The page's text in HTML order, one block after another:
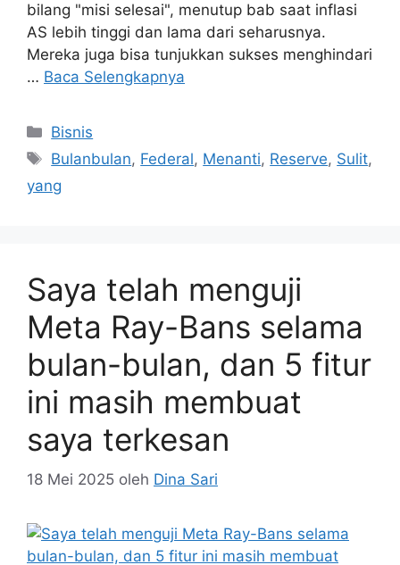
bilang "misi selesai", menutup bab saat inflasi
AS lebih tinggi dan lama dari seharusnya.
Mereka juga bisa tunjukkan sukses menghindari
… Baca Selengkapnya
Kategori
Bisnis
Tag
Bulanbulan, Federal, Menanti, Reserve, Sulit,
yang
Saya telah menguji
Meta Ray-Bans selama
bulan-bulan, dan 5 fitur
ini masih membuat
saya terkesan
18 Mei 2025 oleh Dina Sari